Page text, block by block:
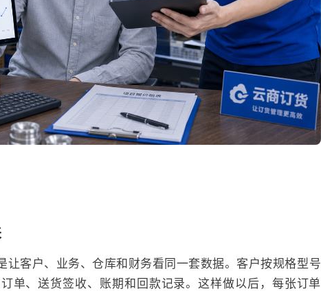
让客户、业务、仓库和财务看同一套数据。客户按规格型号
单、送货签收、账期和回款记录。这样做以后，每张订单